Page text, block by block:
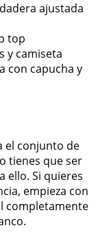
ajustada
top
y camiseta
con capucha y
el conjunto de
tienes que ser
ello. Si quieres
empieza con
completamente